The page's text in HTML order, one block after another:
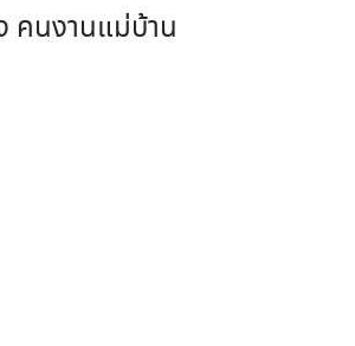
คนงานแม่บ้าน